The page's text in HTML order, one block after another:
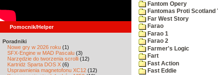
Pomocnik/Helper
Poradniki
Nowe gry w 2026 roku (1)
SFX-Engine w MAD Pascalu (3)
Narzędzie do tworzenia scrolli (12)
Kartridż Sparta DOS X (6)
Usprawnienia magnetofonu XC12 (12)
Fantom Opery
Fantomas Proti Scotland
Far West Story
Farao
Farao 1
Farao 2
Farmer's Logic
Fart
Fast Action
Fast Eddie